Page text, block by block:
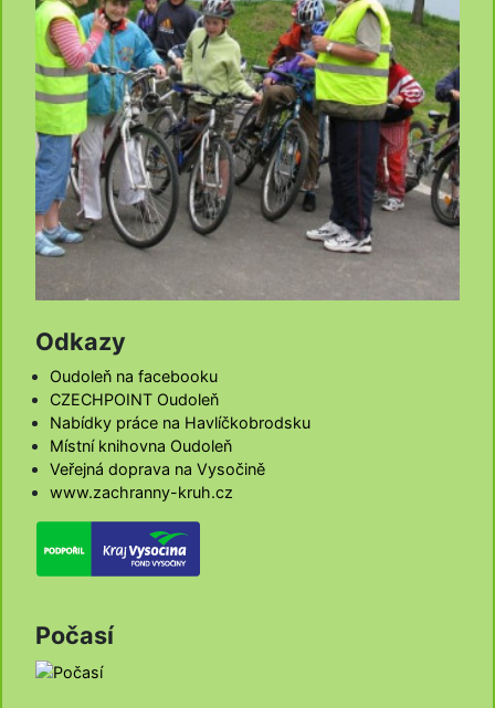
Odkazy
Oudoleň na facebooku
CZECHPOINT Oudoleň
Nabídky práce na Havlíčkobrodsku
Místní knihovna Oudoleň
Veřejná doprava na Vysočině
www.zachranny-kruh.cz
Počasí